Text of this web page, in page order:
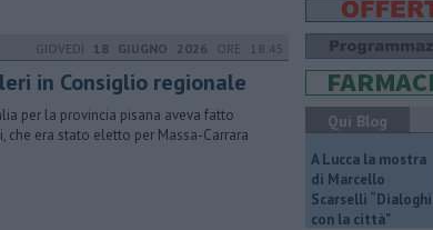
GIOVEDÌ 18 GIUGNO 2026 ORE 18:45
in Consiglio regionale
per la provincia pisana aveva fatto
che era stato eletto per Massa-Carrara
Qui Blog
A Lucca la mostra
di Marcello
Scarselli “Dialoghi
con la città"